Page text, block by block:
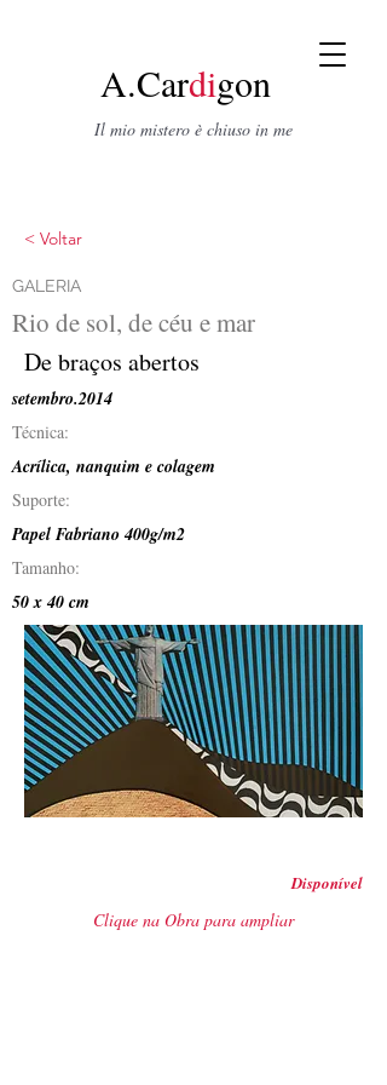
A.Cardigon
Il mio mistero è chiuso in me
< Voltar
GALERIA
Rio de sol, de céu e mar
De braços abertos
setembro.2014
Técnica:
Acrílica, nanquim e colagem
Suporte:
Papel Fabriano 400g/m2
Tamanho:
50 x 40 cm
Disponível
Clique na Obra para ampliar